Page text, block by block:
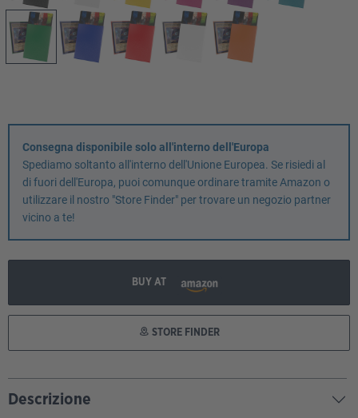
Consegna disponibile solo all'interno dell'Europa
Spediamo soltanto all'interno dell'Unione Europea. Se risiedi al
di fuori dell'Europa, puoi comunque ordinare tramite Amazon o
utilizzare il nostro "Store Finder" per trovare un negozio partner
vicino a te!
BUY AT
STORE FINDER
Descrizione